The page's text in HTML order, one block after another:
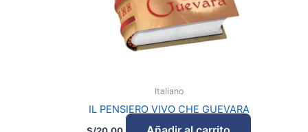
Italiano
IL PENSIERO VIVO CHE GUEVARA